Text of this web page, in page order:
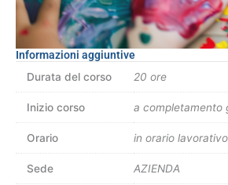
Informazioni aggiuntive
Durata del corso
20 ore
Inizio corso a completamento
Orario in orario lavorativo
Sede AZIENDA